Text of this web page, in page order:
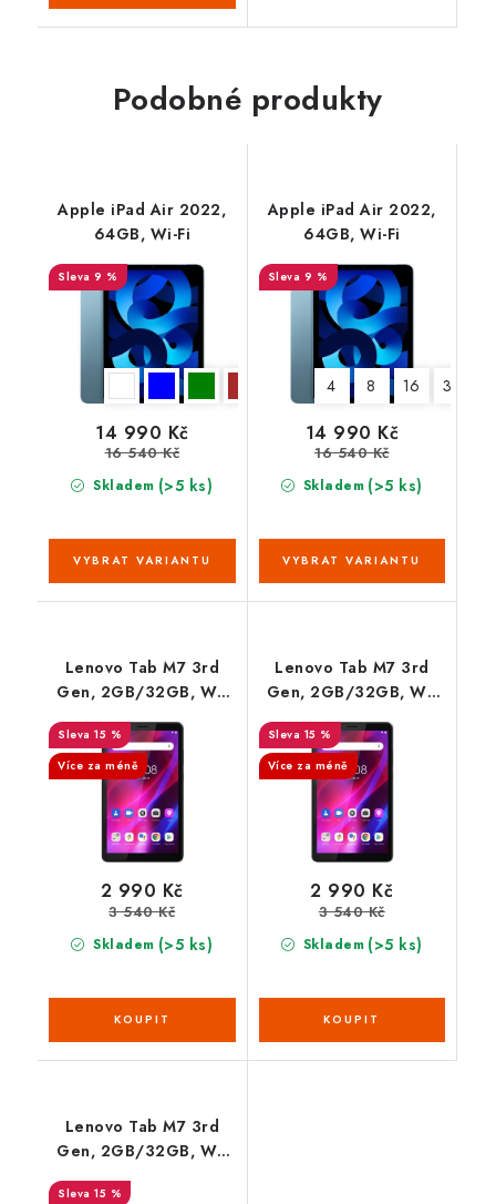
Podobné produkty
Apple iPad Air 2022,
64GB, Wi-Fi
9 %
Skladem (>5 ks)
14 990 Kč
16 540 Kč
Apple iPad Air 2022,
64GB, Wi-Fi
9 %
4 8 16 32
Skladem (>5 ks)
14 990 Kč
16 540 Kč
Lenovo Tab M7 3rd
Gen, 2GB/32GB, Wi-
Fi, Iron Grey
15 %
Více za méně
Skladem (>5 ks)
2 990 Kč
3 540 Kč
Lenovo Tab M7 3rd
Gen, 2GB/32GB, Wi-
Fi, Iron Grey
15 %
Více za méně
Skladem (>5 ks)
2 990 Kč
3 540 Kč
Lenovo Tab M7 3rd
Gen, 2GB/32GB, Wi-
Fi, Iron Grey
15 %